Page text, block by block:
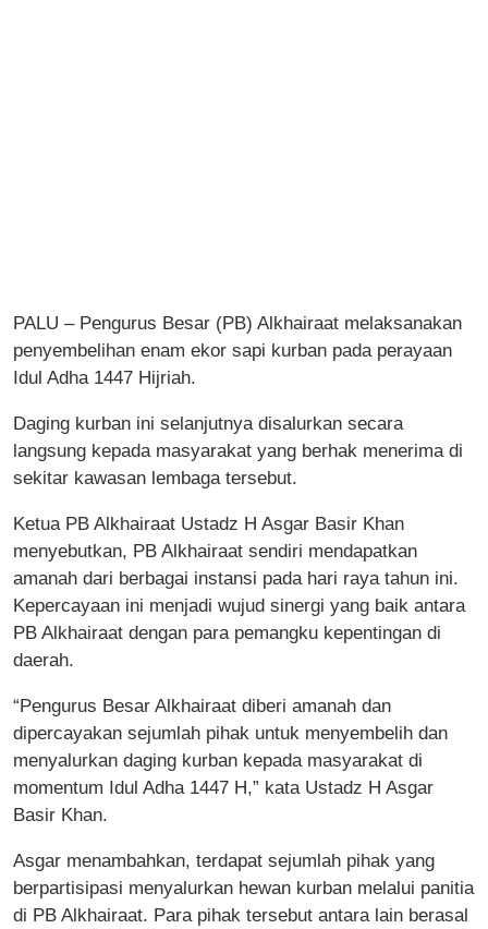
PALU – Pengurus Besar (PB) Alkhairaat melaksanakan
penyembelihan enam ekor sapi kurban pada perayaan
Idul Adha 1447 Hijriah.
Daging kurban ini selanjutnya disalurkan secara
langsung kepada masyarakat yang berhak menerima di
sekitar kawasan lembaga tersebut.
Ketua PB Alkhairaat Ustadz H Asgar Basir Khan
menyebutkan, PB Alkhairaat sendiri mendapatkan
amanah dari berbagai instansi pada hari raya tahun ini.
Kepercayaan ini menjadi wujud sinergi yang baik antara
PB Alkhairaat dengan para pemangku kepentingan di
daerah.
“Pengurus Besar Alkhairaat diberi amanah dan
dipercayakan sejumlah pihak untuk menyembelih dan
menyalurkan daging kurban kepada masyarakat di
momentum Idul Adha 1447 H,” kata Ustadz H Asgar
Basir Khan.
Asgar menambahkan, terdapat sejumlah pihak yang
berpartisipasi menyalurkan hewan kurban melalui panitia
di PB Alkhairaat. Para pihak tersebut antara lain berasal